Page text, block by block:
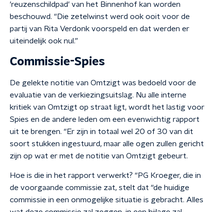
'reuzenschildpad' van het Binnenhof kan worden
beschouwd. “Die zetelwinst werd ook ooit voor de
partij van Rita Verdonk voorspeld en dat werden er
uiteindelijk ook nul.”
Commissie-Spies
De gelekte notitie van Omtzigt was bedoeld voor de
evaluatie van de verkiezingsuitslag. Nu alle interne
kritiek van Omtzigt op straat ligt, wordt het lastig voor
Spies en de andere leden om een evenwichtig rapport
uit te brengen. “Er zijn in totaal wel 20 of 30 van dit
soort stukken ingestuurd, maar alle ogen zullen gericht
zijn op wat er met de notitie van Omtzigt gebeurt.
Hoe is die in het rapport verwerkt? “PG Kroeger, die in
de voorgaande commissie zat, stelt dat “de huidige
commissie in een onmogelijke situatie is gebracht. Alles